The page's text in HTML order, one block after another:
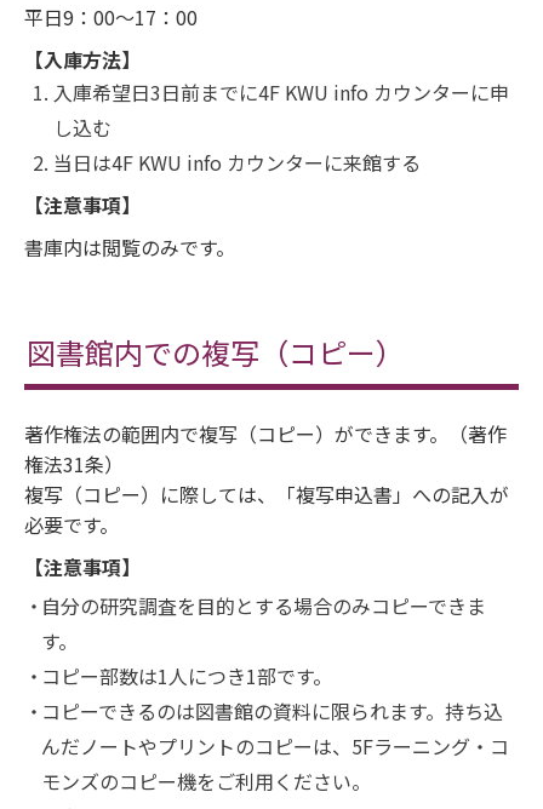
平日9：00～17：00
【入庫方法】
入庫希望日3日前までに4F KWU info カウンターに申
し込む
当日は4F KWU info カウンターに来館する
【注意事項】
書庫内は閲覧のみです。
図書館内での複写（コピー）
著作権法の範囲内で複写（コピー）ができます。（著作
権法31条）
複写（コピー）に際しては、「複写申込書」への記入が
必要です。
【注意事項】
自分の研究調査を目的とする場合のみコピーできま
す。
コピー部数は1人につき1部です。
コピーできるのは図書館の資料に限られます。持ち込
んだノートやプリントのコピーは、5Fラーニング・コ
モンズのコピー機をご利用ください。